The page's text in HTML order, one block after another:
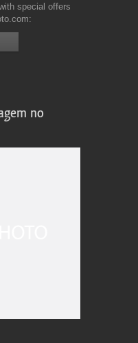
special offers
no